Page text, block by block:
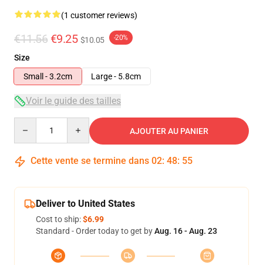
(1 customer reviews)
€11.56 €9.25 $10.05 -20%
Size
Small - 3.2cm
Large - 5.8cm
Voir le guide des tailles
AJOUTER AU PANIER
Cette vente se termine dans 02: 48: 54
Deliver to United States
Cost to ship:$6.99
Standard - Order today to get byAug. 16 - Aug. 23